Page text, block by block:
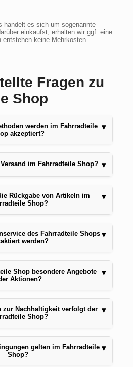
handelt es sich um sogenannte
einkaufst, erhalten wir ggf. eine
keine Mehrkosten.
Fragen zu
Shop
werden im Fahrradteile
akzeptiert?
▾
im Fahrradteile Shop? ▾
Rückgabe von Artikeln im
Shop?
▾
des Fahrradteile Shops
werden?
▾
Shop besondere Angebote
Aktionen?
▾
zur Nachhaltigkeit verfolgt der
Shop?
▾
gelten im Fahrradteile
Shop?
▾